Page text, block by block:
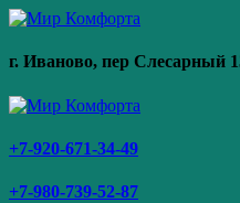
г. Иваново, пер Слесарный
+7-920-671-34-49
+7-980-739-52-87